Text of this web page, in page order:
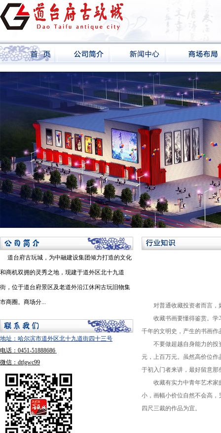
道台府古玩城，为中融建设集团倾力打造的文化
和商机双拥的灵秀之地，现建于道外区北十九道
街，位于道台府景区及老道外沿江休闲古玩旧物集
市商圈。商场分...
地址：哈尔滨市道外区北十九道街四十三号
电话：0451-51888686
微信：dtfgwc99
对普通收藏投资者而言，
收藏书画要懂得鉴赏。学习
千年的文明史，产生的书画
不要做超越自身能力的投资
元，上百万元。虽然高价位
于初入门者来讲，最好留意
收藏有实力中青年艺术家的
小，画幅小价位自然不会高
四尺三裁的作品为宜。